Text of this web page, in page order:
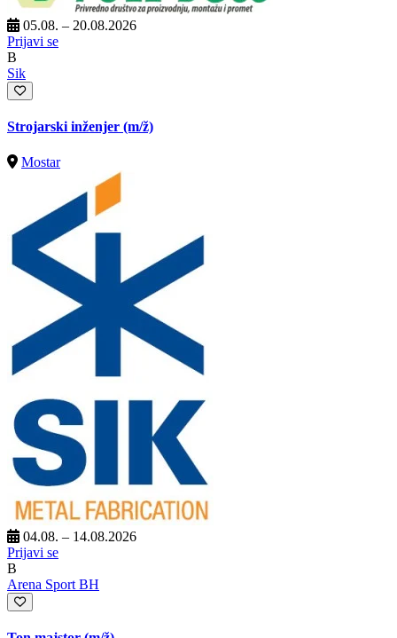
05.08. – 20.08.2026
Prijavi se
B
Sik
Strojarski inženjer (m/ž)
Mostar
04.08. – 14.08.2026
Prijavi se
B
Arena Sport BH